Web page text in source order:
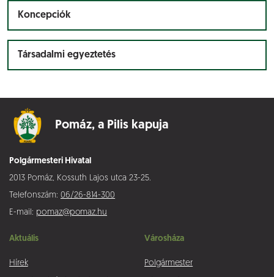
Koncepciók
Társadalmi egyeztetés
Pomáz, a Pilis kapuja
Polgármesteri Hivatal
2013 Pomáz, Kossuth Lajos utca 23-25.
Telefonszám: 06/26-814-300
E-mail: pomaz@pomaz.hu
Aktuális
Hírek
Városháza
Polgármester